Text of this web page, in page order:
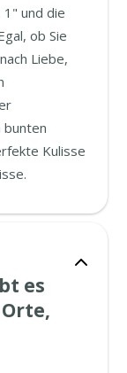
1" und die
ob Sie
Liebe,
bunten
Kulisse
es